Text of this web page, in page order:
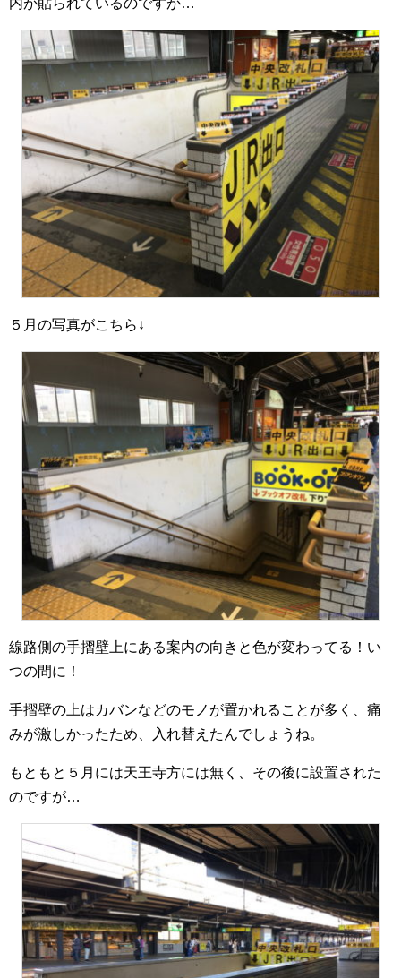
５月の写真がこちら↓
線路側の手摺壁上にある案内の向きと色が変わってる！い
つの間に！
手摺壁の上はカバンなどのモノが置かれることが多く、痛
みが激しかったため、入れ替えたんでしょうね。
もともと５月には天王寺方には無く、その後に設置された
のですが…